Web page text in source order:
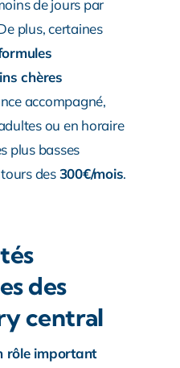
de jours par
plus, certaines
chères
accompagné,
ou en horaire
plus basses
des300€/mois.
des
central
rôle important